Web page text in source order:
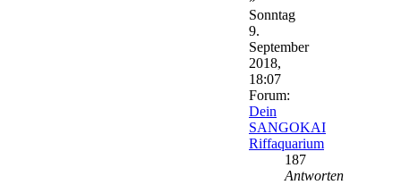
Sonntag
9.
September
2018,
18:07
Forum:
Dein
SANGOKAI
Riffaquarium
187
Antworten